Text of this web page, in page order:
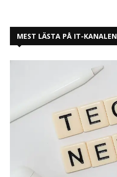
MEST LÄSTA PÅ IT-KANALEN